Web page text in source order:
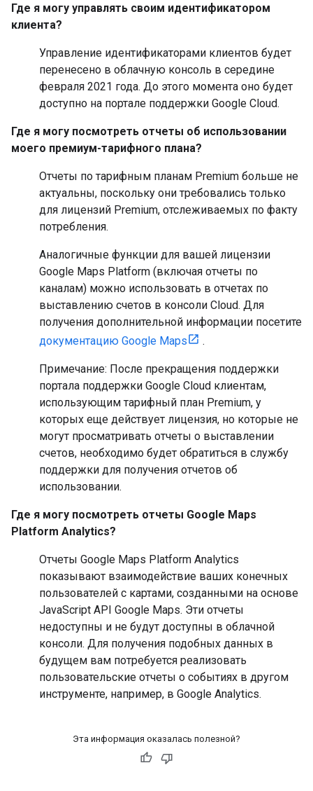
Где я могу управлять своим идентификатором
клиента?
Управление идентификаторами клиентов будет
перенесено в облачную консоль в середине
февраля 2021 года. До этого момента оно будет
доступно на портале поддержки Google Cloud.
Где я могу посмотреть отчеты об использовании
моего премиум-тарифного плана?
Отчеты по тарифным планам Premium больше не
актуальны, поскольку они требовались только
для лицензий Premium, отслеживаемых по факту
потребления.
Аналогичные функции для вашей лицензии
Google Maps Platform (включая отчеты по
каналам) можно использовать в отчетах по
выставлению счетов в консоли Cloud. Для
получения дополнительной информации посетите
документацию Google Maps
.
Примечание: После прекращения поддержки
портала поддержки Google Cloud клиентам,
использующим тарифный план Premium, у
которых еще действует лицензия, но которые не
могут просматривать отчеты о выставлении
счетов, необходимо будет обратиться в службу
поддержки для получения отчетов об
использовании.
Где я могу посмотреть отчеты Google Maps
Platform Analytics?
Отчеты Google Maps Platform Analytics
показывают взаимодействие ваших конечных
пользователей с картами, созданными на основе
JavaScript API Google Maps. Эти отчеты
недоступны и не будут доступны в облачной
консоли. Для получения подобных данных в
будущем вам потребуется реализовать
пользовательские отчеты о событиях в другом
инструменте, например, в Google Analytics.
Эта информация оказалась полезной?